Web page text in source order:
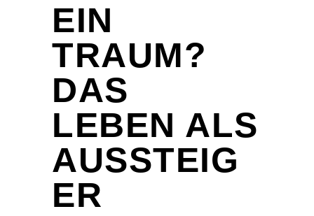
EIN
TRAUM?
DAS
LEBEN ALS
AUSSTEIG
ER